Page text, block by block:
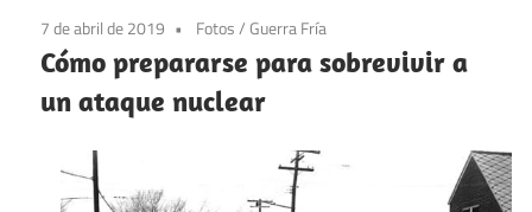
historia
7 de abril de 2019 Fotos/Guerra Fría
Cómo prepararse para sobrevivir a
un ataque nuclear